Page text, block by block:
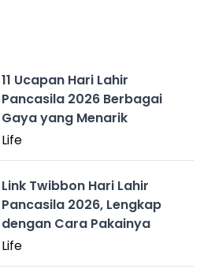
11 Ucapan Hari Lahir
Pancasila 2026 Berbagai
Gaya yang Menarik
Life
Link Twibbon Hari Lahir
Pancasila 2026, Lengkap
dengan Cara Pakainya
Life